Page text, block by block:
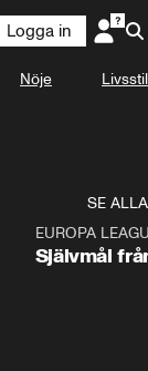
Logga in
Nöje Livsstil
SE ALLA
EUROPA
Självmål